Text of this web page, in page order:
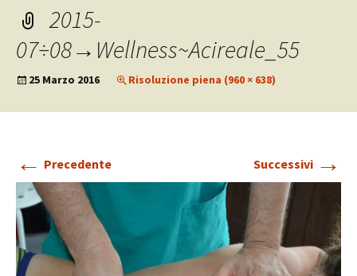
2015-
07÷08→Wellness~Acireale_55
25 Marzo 2016 Risoluzione piena (960 × 638)
← Precedente Successivi →